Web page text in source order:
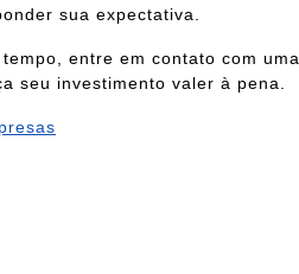
sua expectativa.
entre em contato com uma
seu investimento valer à pena.